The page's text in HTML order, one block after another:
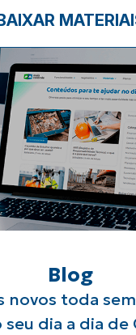
Blog
novos toda
seu dia a dia de